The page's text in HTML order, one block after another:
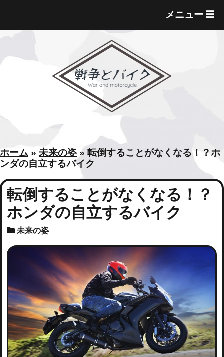
メニュー
T
ホーム » 未来の姿 » 転倒することがなくなる！？ホ
ンダの自立するバイク
転倒することがなくなる！？
ホンダの自立するバイク
未来の姿